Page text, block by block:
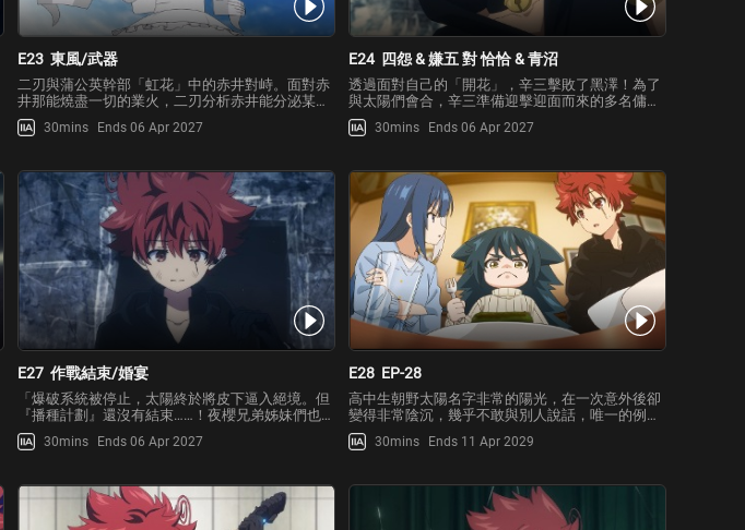
E23 東風/武器
二刃與蒲公英幹部「虹花」中的赤井對峙。面對赤
井那能燒盡一切的業火，二刃分析赤井能分泌某種
可燃性液體，並嘗試以夜櫻式柔術「垂枝組手」的
招式「玉藻」進行反擊！另一方面，繼二刃突擊匣
入侵小隊也開始各自的
30mins Ends 06 Apr 2027
E24 四怨 & 嫌五 對 恰恰 & 青沼
透過面對自己的「開花」，辛三擊敗了黑澤！為了
與太陽們會合，辛三準備迎擊迎面而來的多名傭
兵，但奇怪的是，對方卻一個接一個地倒下。正在
另一條通路與太陽等人作戰的傭兵也突然全軍覆
點與研究體的皮下所下的殺
30mins Ends 06 Apr 2027
E27 作戰結束/婚宴
「爆破系統被停止，太陽終於將皮下逼入絕境。但
『播種計劃』還沒有結束……！夜櫻兄弟姊妹們也趕
到現場，對皮下發起了全面攻擊，然而，皮下卻完
全沒有受到任何傷害。面對露出從容笑容的皮下，
30mins Ends 06 Apr 2027
E28 EP-28
高中生朝野太陽名字非常的陽光，在一次意外後卻
變得非常陰沉，幾乎不敢與別人說話，唯一的例外
就是青梅竹馬夜櫻六美。然而某一天，因為疑似迷
戀六美的跟蹤狂晝川老師卻想動手殺害太陽，太陽
30mins Ends 11 Apr 2029